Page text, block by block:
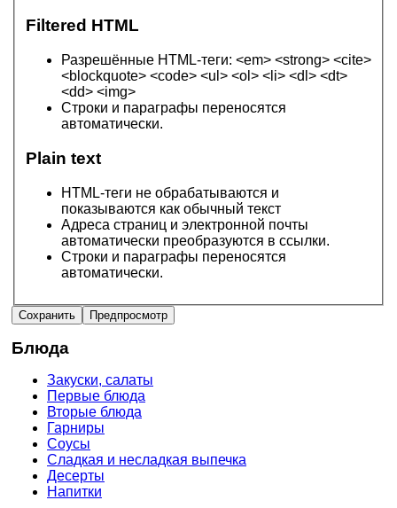
Filtered HTML
Разрешённые HTML-теги: <em> <strong> <cite>
<blockquote> <code> <ul> <ol> <li> <dl> <dt>
<dd> <img>
Строки и параграфы переносятся
автоматически.
Plain text
HTML-теги не обрабатываются и
показываются как обычный текст
Адреса страниц и электронной почты
автоматически преобразуются в ссылки.
Строки и параграфы переносятся
автоматически.
Блюда
Закуски, салаты
Первые блюда
Вторые блюда
Гарниры
Соусы
Сладкая и несладкая выпечка
Десерты
Напитки